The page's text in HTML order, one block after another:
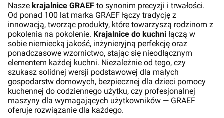
Nasze krajalnice GRAEF to synonim precyzji i trwałości.
Od ponad 100 lat marka GRAEF łączy tradycję z
innowacją, tworząc produkty, które towarzyszą rodzinom z
pokolenia na pokolenie. Krajalnice do kuchni łączą w
sobie niemiecką jakość, inżynieryjną perfekcję oraz
ponadczasowe wzornictwo, stając się nieodłącznym
elementem każdej kuchni. Niezależnie od tego, czy
szukasz solidnej wersji podstawowej dla małych
gospodarstw domowych, bezpiecznej dla dzieci pomocy
kuchennej do codziennego użytku, czy profesjonalnej
maszyny dla wymagających użytkowników — GRAEF
oferuje rozwiązanie dla każdego.